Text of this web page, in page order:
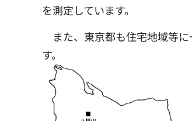
を測定しています。
また、東京都も住宅地域等
す。